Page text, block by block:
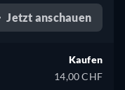
Jetzt anschauen
Kaufen
14,00 CHF